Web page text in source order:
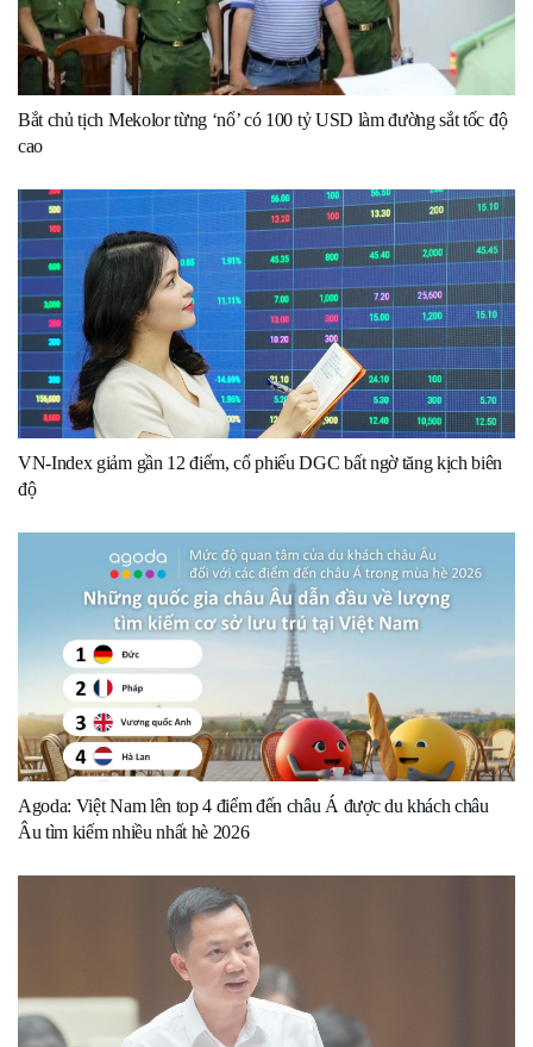
Bắt chủ tịch Mekolor từng ‘nổ’ có 100 tỷ USD làm đường sắt tốc độ
cao
VN-Index giảm gần 12 điểm, cổ phiếu DGC bất ngờ tăng kịch biên
độ
Agoda: Việt Nam lên top 4 điểm đến châu Á được du khách châu
Âu tìm kiếm nhiều nhất hè 2026